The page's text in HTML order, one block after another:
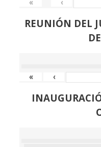
« ‹
REUNIÓN DEL
« ‹